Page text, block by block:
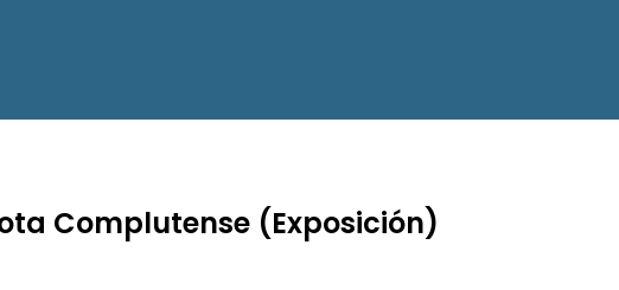
Complutense (Exposición)